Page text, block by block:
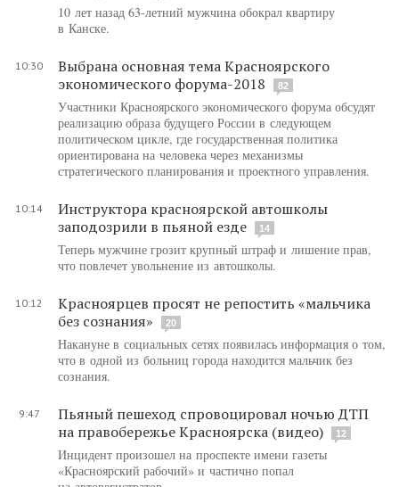
10 лет назад 63-летний мужчина обокрал квартиру
в Канске.
10:30
Выбрана основная тема Красноярского
экономического форума-2018
82
Участники Красноярского экономического форума обсудят
реализацию образа будущего России в следующем
политическом цикле, где государственная политика
ориентирована на человека через механизмы
стратегического планирования и проектного управления.
10:14
Инструктора красноярской автошколы
заподозрили в пьяной езде
14
Теперь мужчине грозит крупный штраф и лишение прав,
что повлечет увольнение из автошколы.
10:12
Красноярцев просят не репостить «мальчика
без сознания»
20
Накануне в социальных сетях появилась информация о том,
что в одной из больниц города находится мальчик без
сознания.
9:47
Пьяный пешеход спровоцировал ночью ДТП
на правобережье Красноярска (видео)
12
Инцидент произошел на проспекте имени газеты
«Красноярский рабочий» и частично попал